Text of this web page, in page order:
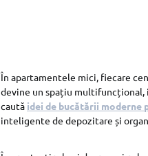
În apartamentele mici, fiecare
devine un spațiu multifuncțional,
caută idei de bucătării moderne
inteligente de depozitare și